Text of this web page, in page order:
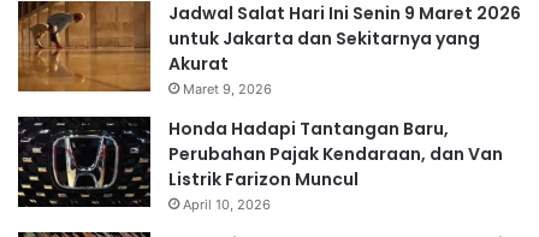
Jadwal Salat Hari Ini Senin 9 Maret 2026
untuk Jakarta dan Sekitarnya yang
Akurat
Maret 9, 2026
Honda Hadapi Tantangan Baru,
Perubahan Pajak Kendaraan, dan Van
Listrik Farizon Muncul
April 10, 2026